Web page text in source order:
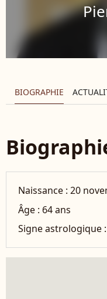
BIOGRAPHIE
Naissance :20
Âge : 64 ans
Signe astrologique